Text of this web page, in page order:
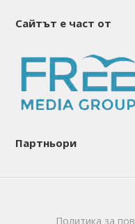
Сайтът е част от
Партньори
Политика за